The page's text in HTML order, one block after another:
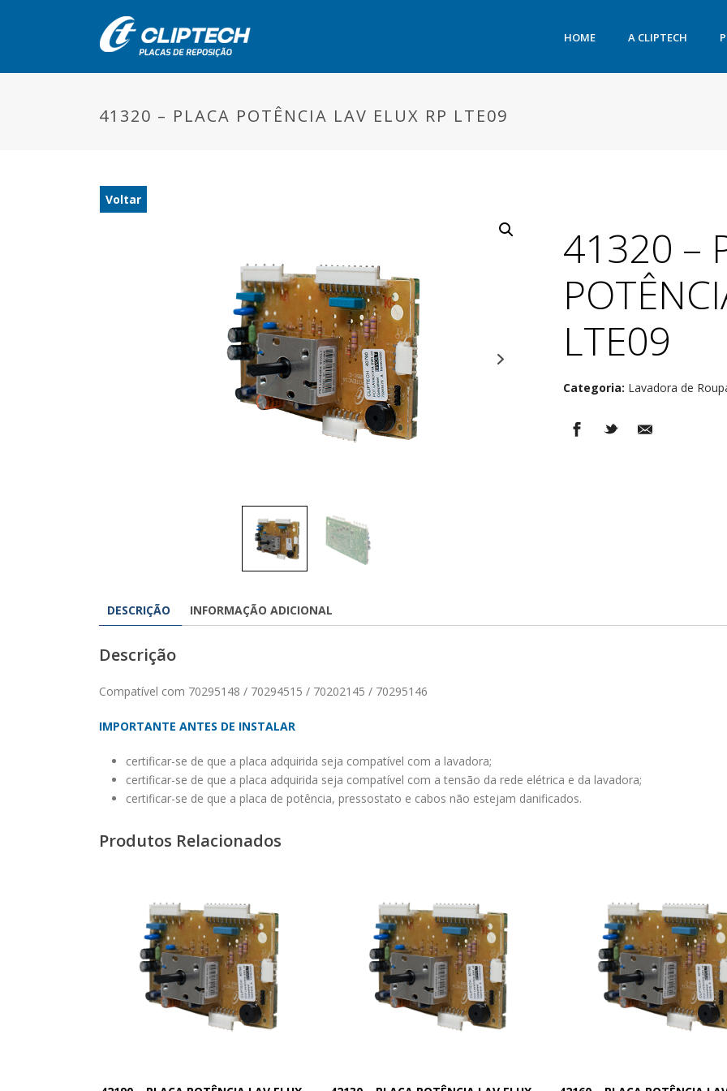
HOME A CLIPTECH
41320 – PLACA POTÊNCIA LAV ELUX RP LTE09
Voltar
41320 –
LTE09
Categoria: Lavadora de
DESCRIÇÃO INFORMAÇÃO ADICIONAL
Descrição
Compatível com 70295148 / 70294515 / 70202145 / 70295146
IMPORTANTE ANTES DE INSTALAR
certificar-se de que a placa adquirida seja compatível com a lavadora;
certificar-se de que a placa adquirida seja compatível com a tensão da rede elétrica e da lavadora;
certificar-se de que a placa de potência, pressostato e cabos não estejam danificados.
Produtos Relacionados